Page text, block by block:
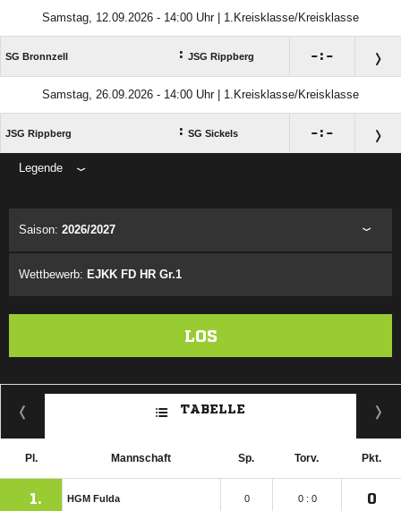
Samstag, 12.09.2026 - 14:00 Uhr | 1.Kreisklasse/Kreisklasse
SG Bronnzell : JSG Rippberg : 
Samstag, 26.09.2026 - 14:00 Uhr | 1.Kreisklasse/Kreisklasse
JSG Rippberg : SG Sickels : 
Legende
Saison: 2026/2027
Wettbewerb: EJKK FD HR Gr.1
LOS
TABELLE
Pl. Mannschaft Sp. Torv. Pkt.
1. HGM Fulda 0 0 : 0 0